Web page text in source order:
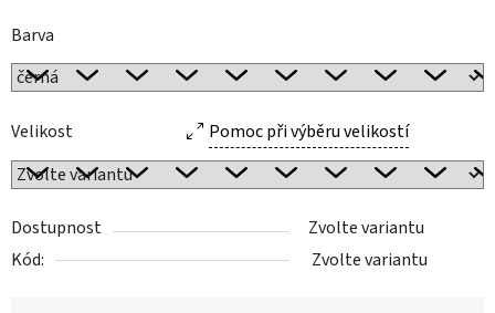
Barva
Velikost Pomoc při výběru velikostí
Dostupnost
Zvolte variantu
Kód:
Zvolte variantu